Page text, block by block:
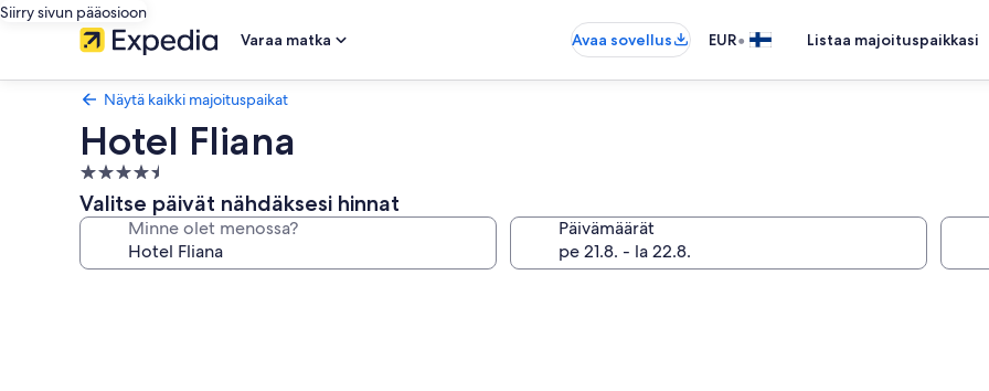
Siirry sivun pääosioon
Varaa matka
Avaa sovellus EUR• Listaa majoituspaikkasi
Näytä kaikki majoituspaikat
Hotel Fliana
4.5
tähden
majoituspaikka
Valitse päivät nähdäksesi hinnat
Minne olet menossa? Päivämäärät